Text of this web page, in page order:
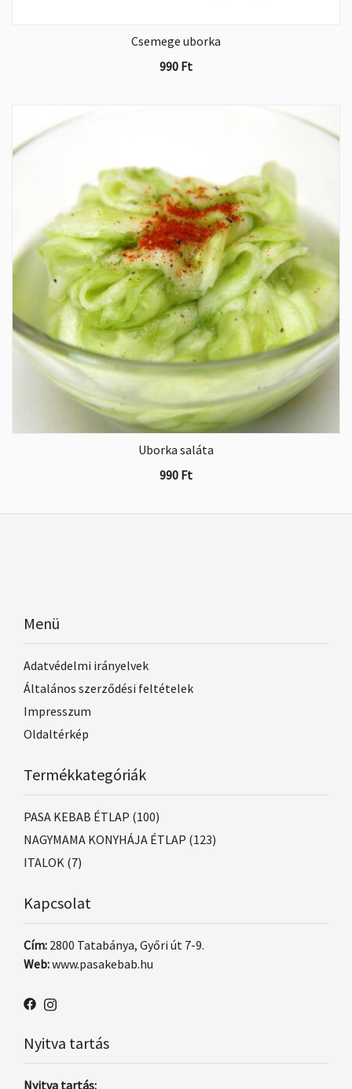
Csemege uborka
990 Ft
Uborka saláta
990 Ft
Menü
Adatvédelmi irányelvek
Általános szerződési feltételek
Impresszum
Oldaltérkép
Termékkategóriák
PASA KEBAB ÉTLAP (100)
NAGYMAMA KONYHÁJA ÉTLAP (123)
ITALOK (7)
Kapcsolat
Cím: 2800 Tatabánya, Győri út 7-9.
Web:www.pasakebab.hu
Nyitva tartás
Nyitva tartás: